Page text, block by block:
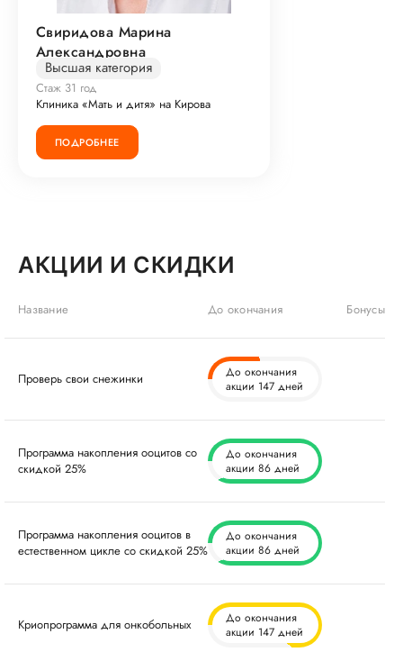
Свиридова Марина
Александровна
Высшая категория
Стаж 31 год
Клиника «Мать и дитя» на Кирова
ПОДРОБНЕЕ
АКЦИИ И СКИДКИ
Название До окончания Бонусы
Проверь свои снежинки
До окончания
акции 147 дней
Программа накопления ооцитов со
скидкой 25%
До окончания
акции 86 дней
Программа накопления ооцитов в
естественном цикле со скидкой 25%
До окончания
акции 86 дней
Криопрограмма для онкобольных
До окончания
акции 147 дней